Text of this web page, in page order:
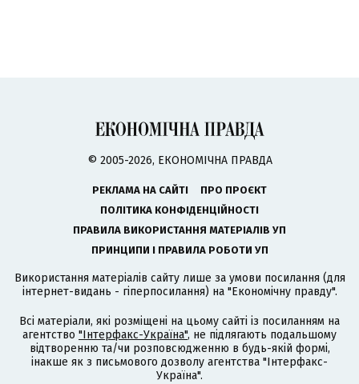
© 2005-2026, ЕКОНОМІЧНА ПРАВДА
РЕКЛАМА НА САЙТІ
ПРО ПРОЄКТ
ПОЛІТИКА КОНФІДЕНЦІЙНОСТІ
ПРАВИЛА ВИКОРИСТАННЯ МАТЕРІАЛІВ УП
ПРИНЦИПИ І ПРАВИЛА РОБОТИ УП
Використання матеріалів сайту лише за умови посилання (для
інтернет-видань - гіперпосилання) на "Економічну правду".
Всі матеріали, які розміщені на цьому сайті із посиланням на
агентство "Інтерфакс-Україна", не підлягають подальшому
відтворенню та/чи розповсюдженню в будь-якій формі,
інакше як з письмового дозволу агентства "Інтерфакс-
Україна".